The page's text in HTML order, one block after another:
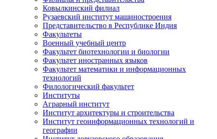
Ковылкинский филиал
Рузаевский институт машиностроения
Представительство в Республике Индия
Факультеты
Военный учебный центр
Факультет биотехнологии и биологии
Факультет иностранных языков
Факультет математики и информационных
технологий
Филологический факультет
Институты
Аграрный институт
Институт архитектуры и строительства
Институт геоинформационных технологий и
географии